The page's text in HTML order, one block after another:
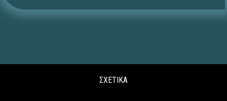
ΣΧΕΤΙΚΑ